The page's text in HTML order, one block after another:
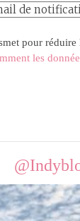
pour réduire
les